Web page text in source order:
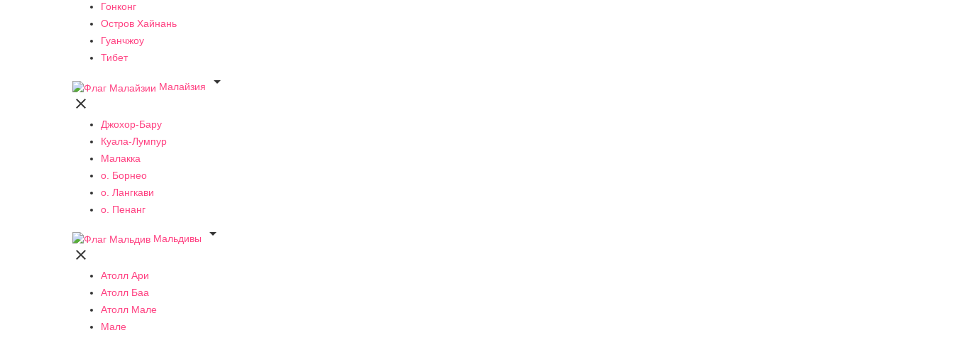
Гонконг
Остров Хайнань
Гуанчжоу
Тибет
Малайзия


Джохор-Бару
Куала-Лумпур
Малакка
о. Борнео
о. Лангкави
о. Пенанг
Мальдивы


Атолл Ари
Атолл Баа
Атолл Мале
Мале